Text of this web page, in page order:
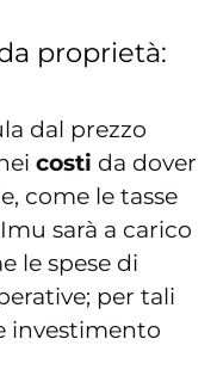
proprietà:
dal prezzo
costi da dover
come le tasse
sarà a carico
le spese di
per tali
investimento